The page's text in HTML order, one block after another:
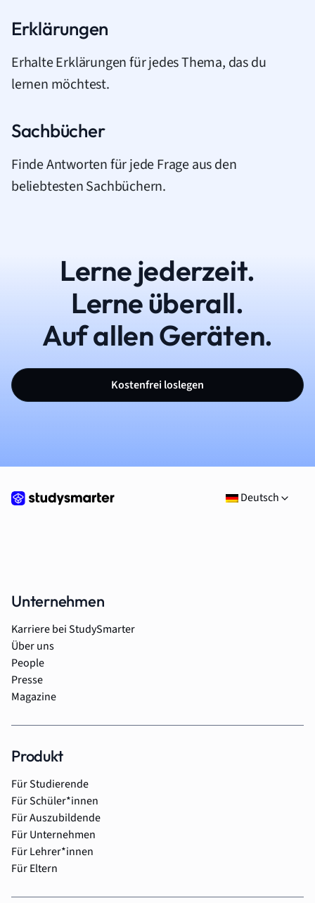
Erklärungen
Erhalte Erklärungen für jedes Thema, das du
lernen möchtest.
Sachbücher
Finde Antworten für jede Frage aus den
beliebtesten Sachbüchern.
Lerne jederzeit.
Lerne überall.
Auf allen Geräten.
Kostenfrei loslegen
Deutsch
Unternehmen
Karriere bei StudySmarter
Über uns
People
Presse
Magazine
Produkt
Für Studierende
Für Schüler*innen
Für Auszubildende
Für Unternehmen
Für Lehrer*innen
Für Eltern